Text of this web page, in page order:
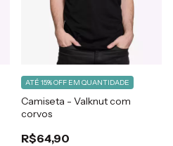
Camiseta - Valknut com
corvos
R$64,90
ATÉ 15% OFF EM QUANTIDADE